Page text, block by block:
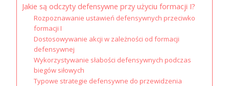
Jakie są odczyty defensywne przy użyciu formacji I?
Rozpoznawanie ustawień defensywnych przeciwko
formacji I
Dostosowywanie akcji w zależności od formacji
defensywnej
Wykorzystywanie słabości defensywnych podczas
biegów siłowych
Typowe strategie defensywne do przewidzenia